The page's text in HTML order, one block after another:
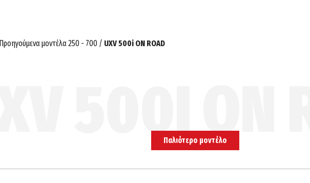
Προηγούμενα μοντέλα 250 - 700 / UXV 500i ON ROAD
UXV 500I ON
Παλιότερο μοντέλο